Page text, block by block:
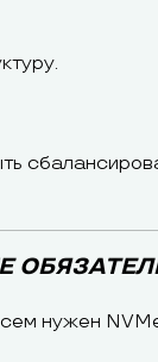
нужен